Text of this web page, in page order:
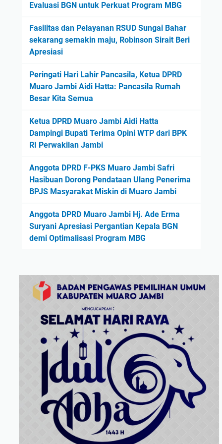
Evaluasi BGN untuk Perkuat Program MBG
Fasilitas dan Pelayanan RSUD Sungai Bahar
sekarang semakin maju, Robinson Sirait Beri
Apresiasi
Peringati Hari Lahir Pancasila, Ketua DPRD
Muaro Jambi Aidi Hatta: Pancasila Rumah
Besar Kita Semua
Ketua DPRD Muaro Jambi Aidi Hatta
Dampingi Bupati Terima Opini WTP dari BPK
RI Perwakilan Jambi
Anggota DPRD F-PKS Muaro Jambi Safri
Hasibuan Dorong Pendataan Ulang Penerima
BPJS Masyarakat Miskin di Muaro Jambi
Anggota DPRD Muaro Jambi Hj. Ade Erma
Suryani Apresiasi Pergantian Kepala BGN
demi Optimalisasi Program MBG